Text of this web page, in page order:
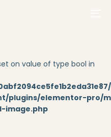
on value of type bool in
plugins/elementor-pro/
image.php